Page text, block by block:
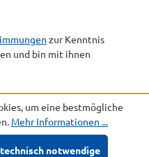
zur Kenntnis
und bin mit ihnen
Felder sind Pflichtfelder.
Abschicken
um eine bestmögliche
Mehr Informationen ...
notwendige